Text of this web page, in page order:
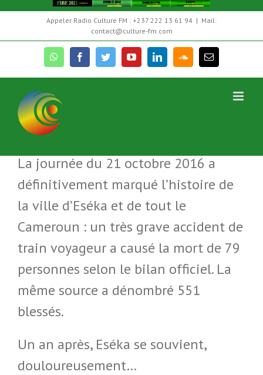
content
Appeler Radio Culture FM : +237 222 13 61 94 | Mail:
contact@culture-fm.com
whatsappfacebooktwitter youtubelinkedinsoundcloud
Email
Catastrophe d’Eseka: Souvenirs douloureux
La journée du 21 octobre 2016 a
définitivement marqué l’histoire de
la ville d’Eséka et de tout le
Cameroun : un très grave accident de
train voyageur a causé la mort de 79
personnes selon le bilan officiel. La
même source a dénombré 551
blessés.
Un an après, Eséka se souvient,
douloureusement…